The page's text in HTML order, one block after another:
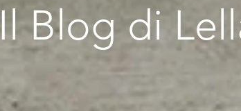
Blog di